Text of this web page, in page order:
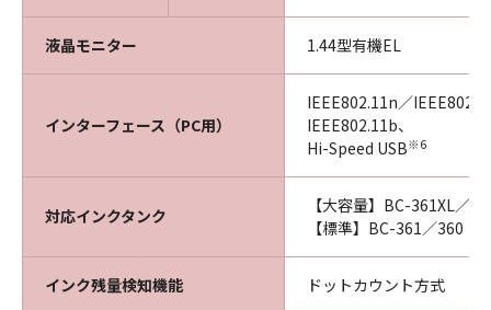
液晶モニター 1.44型有機EL
インターフェース（PC用）
IEEE802.11n／
IEEE802.11b、
Hi-Speed USB※6
対応インクタンク
【大容量】BC-361XL／
【標準】BC-361／360
インク残量検知機能 ドットカウント方式